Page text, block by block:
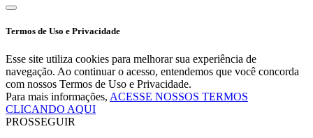
Termos de Uso e Privacidade
Esse site utiliza cookies para melhorar sua experiência de
navegação. Ao continuar o acesso, entendemos que você concorda
com nossos Termos de Uso e Privacidade.
Para mais informações, ACESSE NOSSOS TERMOS
CLICANDO AQUI
PROSSEGUIR